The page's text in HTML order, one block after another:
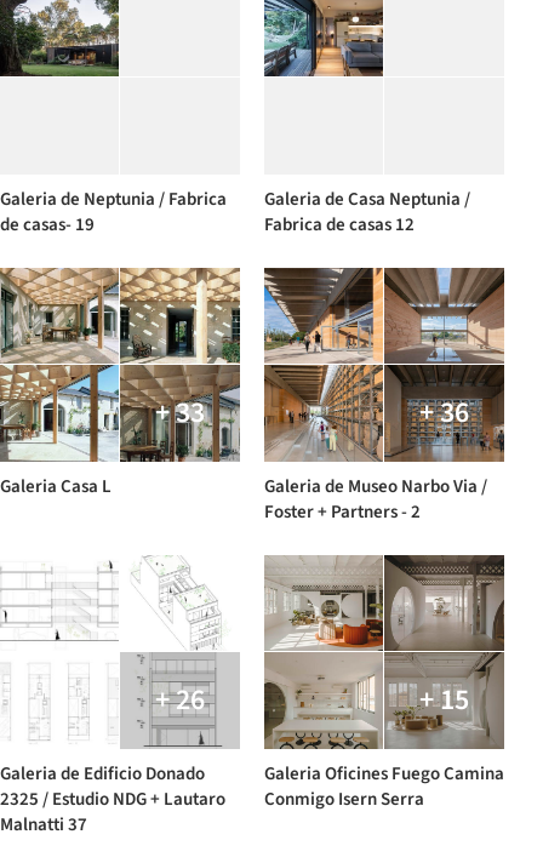
Galeria de Neptunia / Fabrica
de casas- 19
Galeria de Casa Neptunia /
Fabrica de casas 12
+ 33
Galeria Casa L
+ 36
Galeria de Museo Narbo Via /
Foster + Partners - 2
+ 26
Galeria de Edificio Donado
2325 / Estudio NDG + Lautaro
Malnatti 37
+ 15
Galeria Oficines Fuego Camina
Conmigo Isern Serra